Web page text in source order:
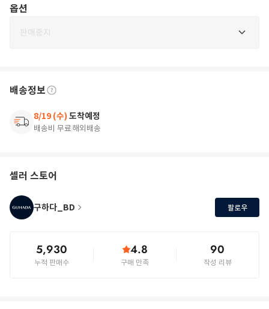
옵션
판매중지
배송정보
8/19 (수) 도착예정
배송비 무료해외배송
셀러 스토어
구하다_BD 팔로우
5,930
누적 판매수
4.8
구매 만족
90
작성 리뷰